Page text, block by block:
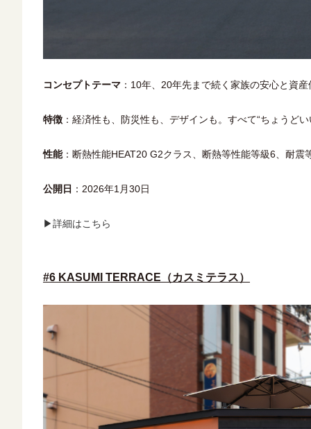
コンセプトテーマ ：10年、20年先まで続く家族の安心と資
特徴 ：経済性も、防災性も、デザインも。すべて“ちょうどい
性能：断熱性能HEAT20 G2クラス、断熱等性能等級6、耐震
公開日 ：2026年1月30日
▶詳細はこちら
#6 KASUMI TERRACE（カスミテラス）